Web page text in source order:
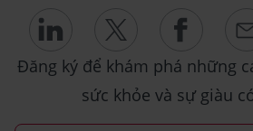
Đăng ký để khám phá những
sức khỏe và sự giàu